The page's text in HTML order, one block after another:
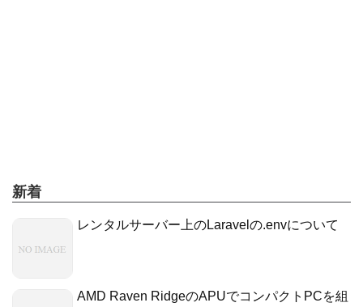
新着
レンタルサーバー上のLaravelの.envについて
AMD Raven RidgeのAPUでコンパクトPCを組